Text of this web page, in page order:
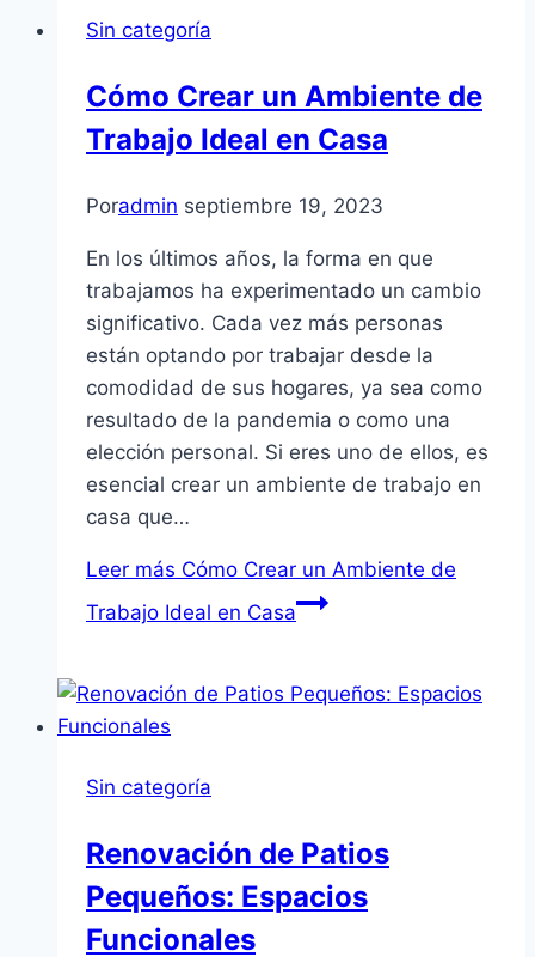
Sin categoría
Cómo Crear un Ambiente de
Trabajo Ideal en Casa
Poradmin septiembre 19, 2023
En los últimos años, la forma en que
trabajamos ha experimentado un cambio
significativo. Cada vez más personas
están optando por trabajar desde la
comodidad de sus hogares, ya sea como
resultado de la pandemia o como una
elección personal. Si eres uno de ellos, es
esencial crear un ambiente de trabajo en
casa que…
Leer más Cómo Crear un Ambiente de
Trabajo Ideal en Casa
Sin categoría
Renovación de Patios
Pequeños: Espacios
Funcionales